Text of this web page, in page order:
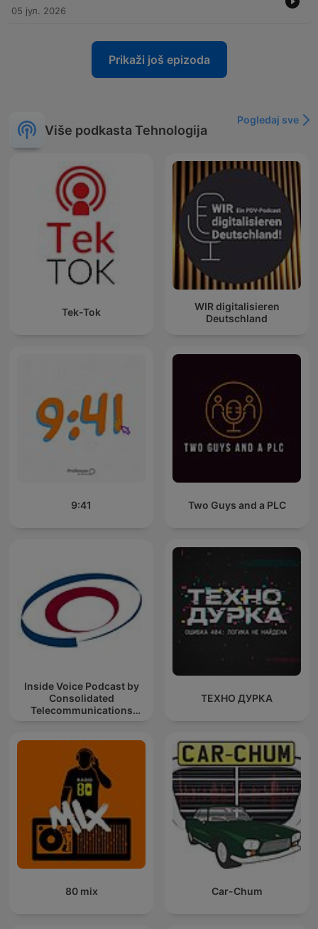
05 јул. 2026
Prikaži još epizoda
Više podkasta Tehnologija
Pogledaj sve
Tek-Tok
WIR digitalisieren
Deutschland
9:41 Two Guys and a PLC
Inside Voice Podcast by
Consolidated
Telecommunications
ТЕХНО ДУРКА
80 mix Car-Chum